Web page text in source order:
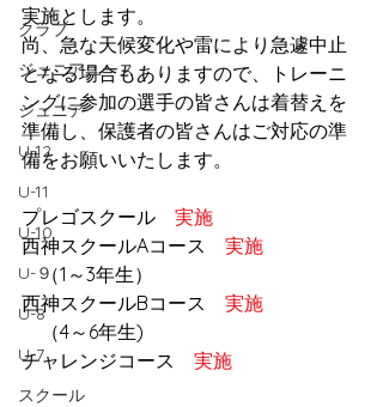
クラブ
ジュニアユース
ジュニア
U-12
U-11
U-10
U-９
U-8
U-7
スクール
実施とします。
尚、急な天候変化や雷により急遽中止
となる場合もありますので、トレーニ
ングに参加の選手の皆さんは着替えを
準備し、保護者の皆さんはご対応の準
備をお願いいたします。
プレゴスクール 実施
西神スクールAコース 実施
（1～3年生）
西神スクールBコース 実施
（4～6年生)
チャレンジコース 実施